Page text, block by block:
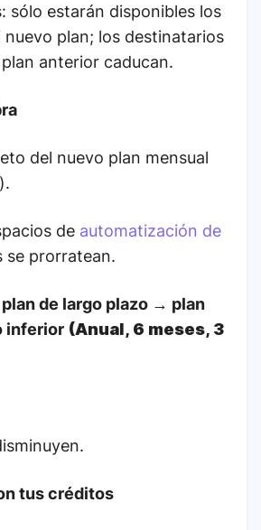
sólo estarán disponibles los
nuevo plan; los destinatarios
anterior caducan.
del nuevo plan mensual
de automatización de
se prorratean.
de largo plazo → plan
inferior (Anual, 6 meses, 3
tus créditos